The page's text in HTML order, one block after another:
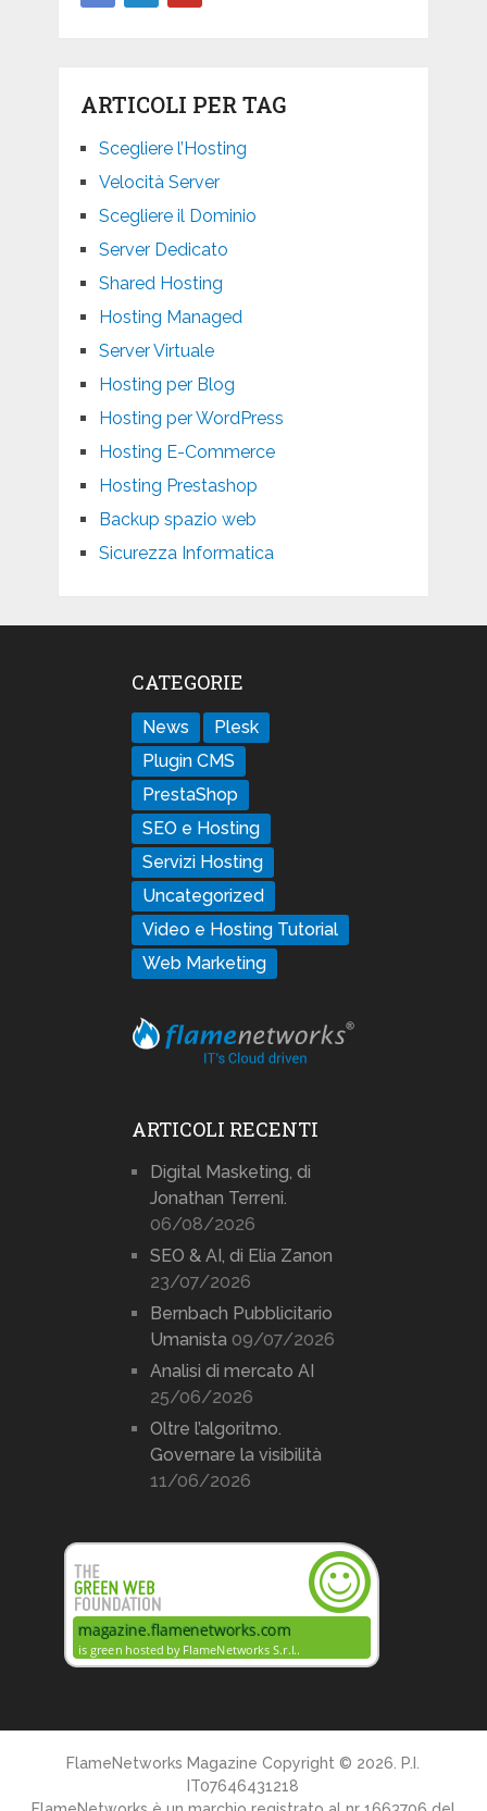
ARTICOLI PER TAG
Scegliere l’Hosting
Velocità Server
Scegliere il Dominio
Server Dedicato
Shared Hosting
Hosting Managed
Server Virtuale
Hosting per Blog
Hosting per WordPress
Hosting E-Commerce
Hosting Prestashop
Backup spazio web
Sicurezza Informatica
CATEGORIE
News
Plesk
Plugin CMS
PrestaShop
SEO e Hosting
Servizi Hosting
Uncategorized
Video e Hosting Tutorial
Web Marketing
ARTICOLI RECENTI
Digital Masketing, di
Jonathan Terreni.
06/08/2026
SEO & AI, di Elia Zanon
23/07/2026
Bernbach Pubblicitario
Umanista 09/07/2026
Analisi di mercato AI
25/06/2026
Oltre l’algoritmo.
Governare la visibilità
11/06/2026
FlameNetworks Magazine Copyright © 2026. P.I.
IT07646431218